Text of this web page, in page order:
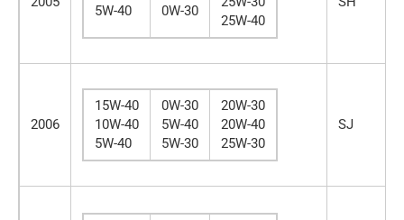
5W-40
0W-30
25W-40
2006
15W-40
10W-40
5W-40
0W-30
5W-40
5W-30
20W-30
20W-40
25W-30
SJ